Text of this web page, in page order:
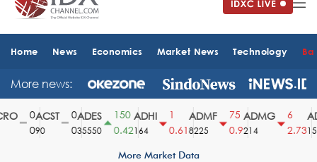
Home News Economics Market News Technology
More news:
ACST
90
ADES
35550
150
0.42
ADHI
164
0.61
ADMF
8225
75
0.9
ADMG
214
2.73
More Market Data